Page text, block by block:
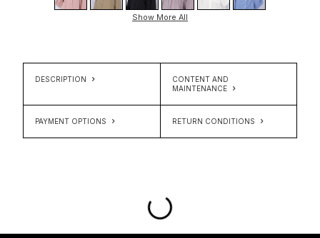
Show More All
DESCRIPTION
CONTENT AND
MAINTENANCE
PAYMENT OPTIONS RETURN CONDITIONS